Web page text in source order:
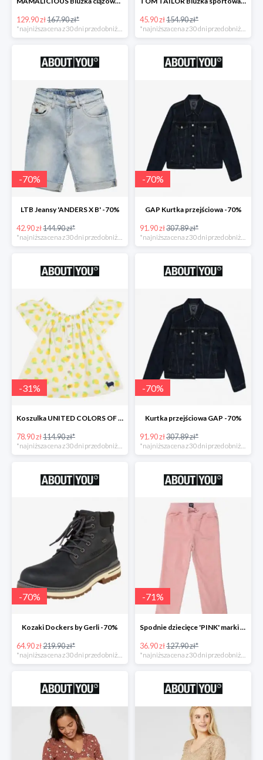
129.90 zł167.90 zł* 45.90 zł154.90 zł*
-70%
LTB Jeansy 'ANDERS X B' -70%
42.90 zł144.90 zł*
*najniższa cena z 30 dni przed obniżką
-70%
GAP Kurtka przejściowa -70%
91.90 zł307.89 zł*
*najniższa cena z 30 dni przed obniżką
-31%
Koszulka UNITED COLORS OF BENETTON
78.90 zł114.90 zł*
*najniższa cena z 30 dni przed obniżką
-70%
Kurtka przejściowa GAP -70%
91.90 zł307.89 zł*
*najniższa cena z 30 dni przed obniżką
-70%
Kozaki Dockers by Gerli -70%
64.90 zł219.90 zł*
-71%
Spodnie dziecięce 'PINK' marki GAP -71%
36.90 zł127.90 zł*